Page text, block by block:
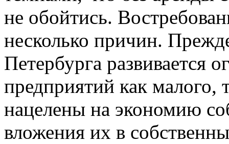
не обойтись.
несколько причин.
Петербурга развивается
предприятий как малого,
нацелены на экономию
вложения их в